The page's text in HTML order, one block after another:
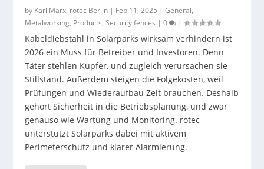
by Karl Marx, rotec Berlin | Feb 11, 2025 |General,
Metalworking, Products,Security fences |0 |
Kabeldiebstahl in Solarparks wirksam verhindern ist
2026 ein Muss für Betreiber und Investoren. Denn
Täter stehlen Kupfer, und zugleich verursachen sie
Stillstand. Außerdem steigen die Folgekosten, weil
Prüfungen und Wiederaufbau Zeit brauchen. Deshalb
gehört Sicherheit in die Betriebsplanung, und zwar
genauso wie Wartung und Monitoring. rotec
unterstützt Solarparks dabei mit aktivem
Perimeterschutz und klarer Alarmierung.